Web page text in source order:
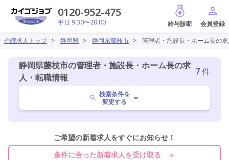
0120-952-475
平日 9:30〜20:00
給与診断
介護求人トップ > 静岡県 > 静岡県藤枝市 > 管理者・施設長・ホーム長の
静岡県藤枝市の管理者・施設長・ホーム長の求
人・転職情報
7件
検索条件を
変更する
静岡県 変更
ご希望の新着求人をすぐにお知らせ！
条件に合った新着求人を受け取る ＞